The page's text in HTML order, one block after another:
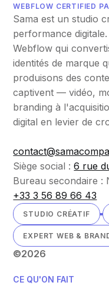
WEBFLOW CERTIFIED
Sama est un studio
performance
Webflow qui
identités de marque
produisons des
captivent — vidéo,
branding à
digital en levier de
Siège social :6 rue
Bureau secondaire :
+33 3 56 89 66 43
STUDIO CRÉATIF
EXPERT WEB &
©2026
CE QU'ON FAIT